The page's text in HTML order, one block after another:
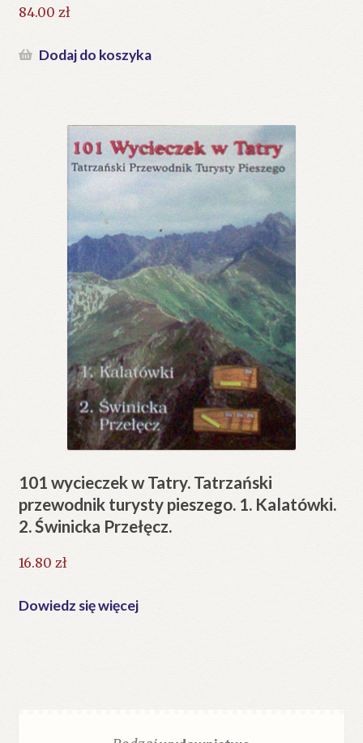
84.00 zł
Dodaj do koszyka
101 wycieczek w Tatry. Tatrzański
przewodnik turysty pieszego. 1. Kalatówki.
2. Świnicka Przełęcz.
16.80 zł
Dowiedz się więcej